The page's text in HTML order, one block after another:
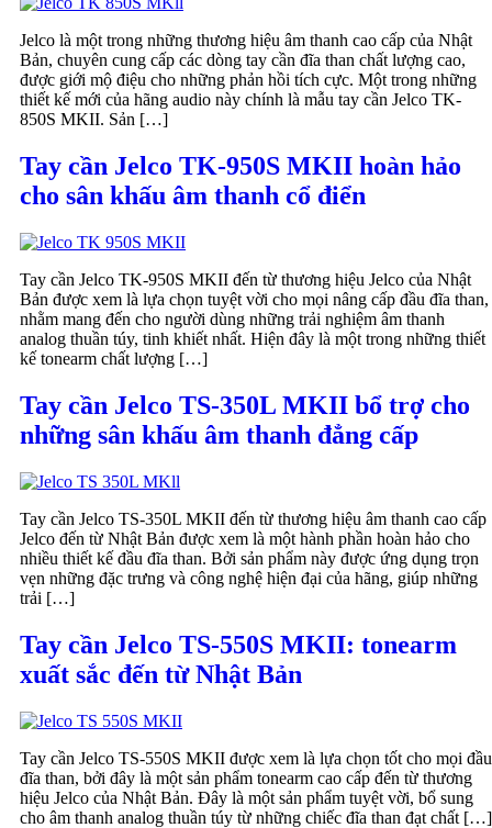
Jelco là một trong những thương hiệu âm thanh cao cấp của Nhật
Bản, chuyên cung cấp các dòng tay cần đĩa than chất lượng cao,
được giới mộ điệu cho những phản hồi tích cực. Một trong những
thiết kế mới của hãng audio này chính là mẫu tay cần Jelco TK-
850S MKII. Sản […]
Tay cần Jelco TK-950S MKII hoàn hảo
cho sân khấu âm thanh cổ điển
Tay cần Jelco TK-950S MKII đến từ thương hiệu Jelco của Nhật
Bản được xem là lựa chọn tuyệt vời cho mọi nâng cấp đầu đĩa than,
nhằm mang đến cho người dùng những trải nghiệm âm thanh
analog thuần túy, tinh khiết nhất. Hiện đây là một trong những thiết
kế tonearm chất lượng […]
Tay cần Jelco TS-350L MKII bổ trợ cho
những sân khấu âm thanh đẳng cấp
Tay cần Jelco TS-350L MKII đến từ thương hiệu âm thanh cao cấp
Jelco đến từ Nhật Bản được xem là một hành phần hoàn hảo cho
nhiều thiết kế đầu đĩa than. Bởi sản phẩm này được ứng dụng trọn
vẹn những đặc trưng và công nghệ hiện đại của hãng, giúp những
trải […]
Tay cần Jelco TS-550S MKII: tonearm
xuất sắc đến từ Nhật Bản
Tay cần Jelco TS-550S MKII được xem là lựa chọn tốt cho mọi đầu
đĩa than, bởi đây là một sản phẩm tonearm cao cấp đến từ thương
hiệu Jelco của Nhật Bản. Đây là một sản phẩm tuyệt vời, bổ sung
cho âm thanh analog thuần túy từ những chiếc đĩa than đạt chất […]